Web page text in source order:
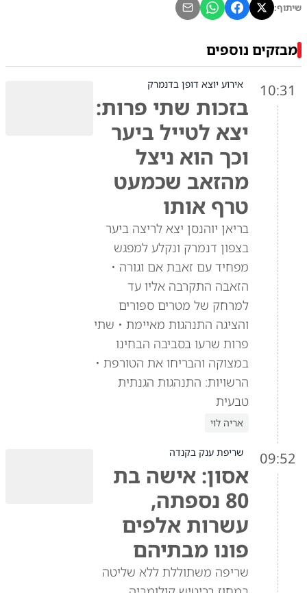
שיתוף:
מבזקים נוספים
10:31 אירוע יוצא דופן בדנמרק
בזכות שתי פרות:
יצא לטייל ביער
וכך הוא ניצל
מהזאב שכמעט
טרף אותו
בריאן יוהנסן יצא לריצה ביער
בצפון דנמרק ונקלע למפגש
מפחיד עם זאבת אם וגורה •
הזאבה התקרבה אליו עד
למרחק של מטרים ספורים
והציגה התנהגות מאיימת • שתי
פרות שרעו בסביבה הבחינו
במצוקה והבריחו את הטורפת •
הרשויות: התנהגות הגנתית
טבעית
אריה לוי
09:52 שריפת ענק בקנדה
אסון: אישה בת
80 נספתה,
עשרות אלפים
פונו מבתיהם
שריפה משתוללת ללא שליטה